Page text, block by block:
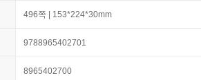
496쪽 | 153*224*30mm
9788965402701
8965402700